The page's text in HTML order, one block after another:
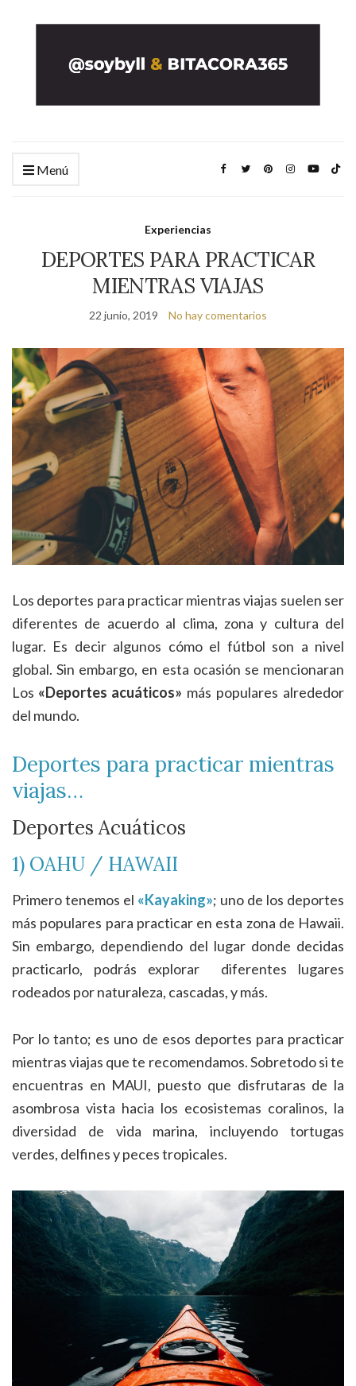
Menú
Experiencias
DEPORTES PARA PRACTICAR
MIENTRAS VIAJAS
22 junio, 2019 No hay comentarios
Los deportes para practicar mientras viajas suelen ser
diferentes de acuerdo al clima, zona y cultura del
lugar. Es decir algunos cómo el fútbol son a nivel
global. Sin embargo, en esta ocasión se mencionaran
Los «Deportes acuáticos» más populares alrededor
del mundo.
Deportes para practicar mientras
viajas…
Deportes Acuáticos
1) OAHU / HAWAII
Primero tenemos el «Kayaking»; uno de los deportes
más populares para practicar en esta zona de Hawaii.
Sin embargo, dependiendo del lugar donde decidas
practicarlo, podrás explorar diferentes lugares
rodeados por naturaleza, cascadas, y más.
Por lo tanto; es uno de esos deportes para practicar
mientras viajas que te recomendamos. Sobretodo si te
encuentras en MAUI, puesto que disfrutaras de la
asombrosa vista hacia los ecosistemas coralinos, la
diversidad de vida marina, incluyendo tortugas
verdes, delfines y peces tropicales.